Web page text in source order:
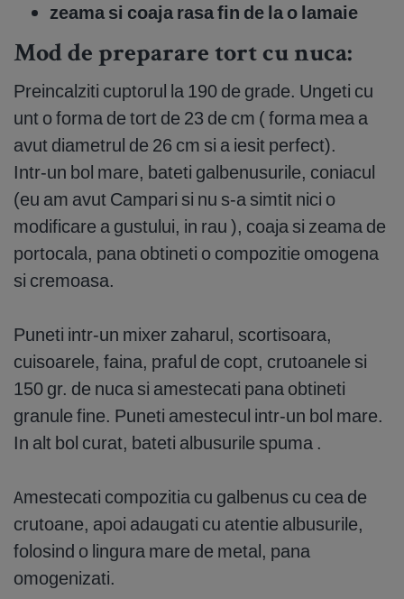
zeama si coaja rasa fin de la o lamaie
Mod de preparare tort cu nuca:
Preincalziti cuptorul la 190 de grade. Ungeti cu
unt o forma de tort de 23 de cm ( forma mea a
avut diametrul de 26 cm si a iesit perfect).
Intr-un bol mare, bateti galbenusurile, coniacul
(eu am avut Campari si nu s-a simtit nici o
modificare a gustului, in rau ), coaja si zeama de
portocala, pana obtineti o compozitie omogena
si cremoasa.
Puneti intr-un mixer zaharul, scortisoara,
cuisoarele, faina, praful de copt, crutoanele si
150 gr. de nuca si amestecati pana obtineti
granule fine. Puneti amestecul intr-un bol mare.
In alt bol curat, bateti albusurile spuma .
Amestecati compozitia cu galbenus cu cea de
crutoane, apoi adaugati cu atentie albusurile,
folosind o lingura mare de metal, pana
omogenizati.